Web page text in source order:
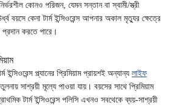
কোনও পরিজন, যেমন সন্তান বা স্বামী/স্ত্রী
বয়সে কেনা টার্ম‌ ইন্সিওরেন্স আপনার অকাল মৃত্যুর ক্ষেত্রে
প্রদান করতে পারে।
ইন্সিওরেন্স প্ল্যানের প্রিমিয়াম প্রায়শই অন্যান্য লাইফ
সাশ্রয়ী মূল্যে পাওয়া যায়। বয়সের সাথে প্রিমিয়াম
টার্ম ইন্সিওরেন্স পলিসি এখনও সবথেকে ব্যয়-সাশ্রয়ী